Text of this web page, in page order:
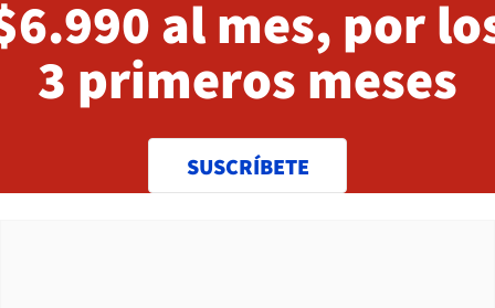
al mes, por
3 primeros meses
SUSCRÍBETE